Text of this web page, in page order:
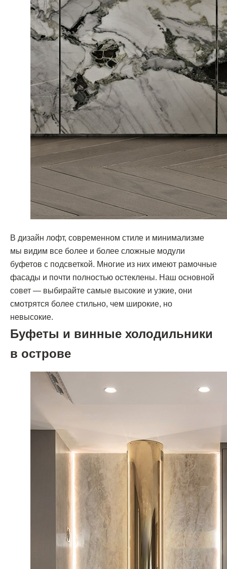
В дизайн лофт, современном стиле и минимализме
мы видим все более и более сложные модули
буфетов с подсветкой. Многие из них имеют рамочные
фасады и почти полностью остеклены. Наш основной
совет — выбирайте самые высокие и узкие, они
смотрятся более стильно, чем широкие, но
невысокие.
Буфеты и винные холодильники
в острове